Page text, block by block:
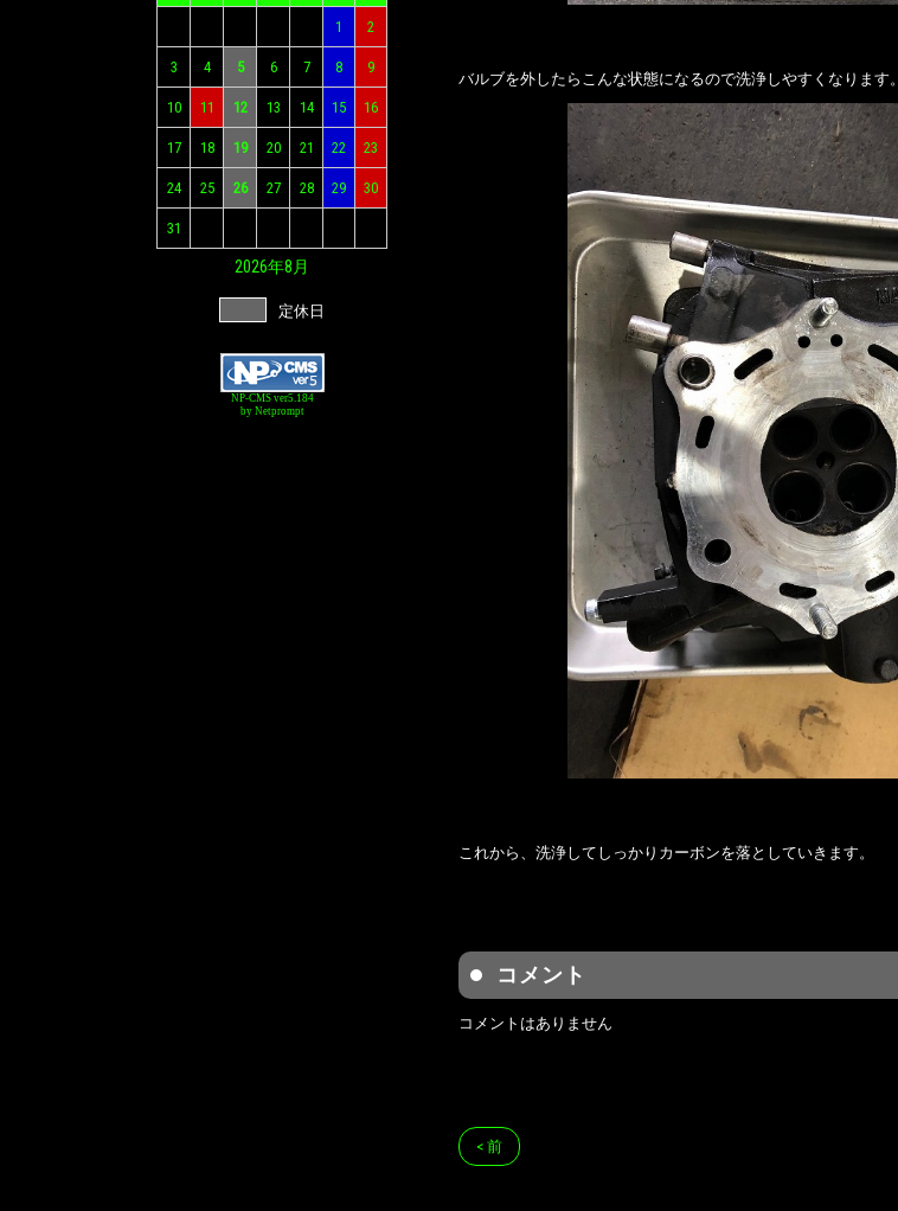
1 2
3 4 5 6 7 8 9
10 11 12 13 14 15 16
17 18 19 20 21 22 23
24 25 26 27 28 29 30
31
2026年8月
定休日
NP-CMS ver5.184
by Netprompt
バルブを外したらこんな状態になるので洗浄しやすくなります。
これから、洗浄してしっかりカーボンを落としていきます。
コメント
コメントはありません
< 前